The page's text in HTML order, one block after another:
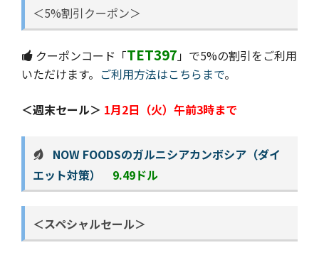
＜5%割引クーポン＞
クーポンコード「TET397」で5%の割引をご利用
いただけます。 ご利用方法はこちらまで。
＜週末セール＞ 1月2日（火）午前3時まで
NOW FOODSのガルニシアカンボシア（ダイ
エット対策）
9.49ドル
＜スペシャルセール＞